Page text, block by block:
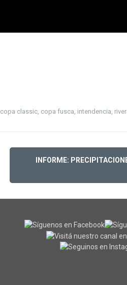
copa classic, copa fusca, intendencia,
INFORME: